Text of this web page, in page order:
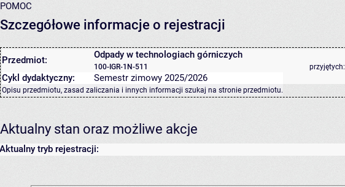
POMOC
Szczegółowe informacje o rejestracji
Przedmiot: Odpady w technologiach górniczych
100-IGR-1N-511 przyjętych:
Cykl dydaktyczny: Semestr zimowy 2025/2026
Opisu przedmiotu, zasad zaliczania i innych informacji szukaj na stronie przedmiotu.
Aktualny stan oraz możliwe akcje
Aktualny tryb rejestracji: